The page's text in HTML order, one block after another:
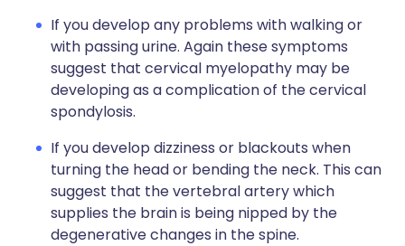
If you develop any problems with walking or
with passing urine. Again these symptoms
suggest that cervical myelopathy may be
developing as a complication of the cervical
spondylosis.
If you develop dizziness or blackouts when
turning the head or bending the neck. This can
suggest that the vertebral artery which
supplies the brain is being nipped by the
degenerative changes in the spine.